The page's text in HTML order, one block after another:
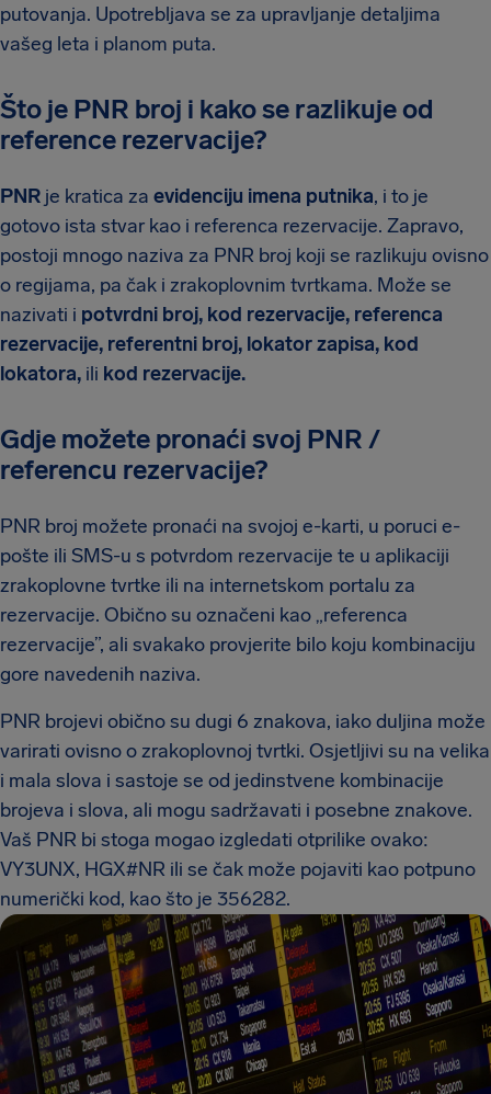
putovanja. Upotrebljava se za upravljanje detaljima
vašeg leta i planom puta.
Što je PNR broj i kako se razlikuje od
reference rezervacije?
PNR je kratica za evidenciju imena putnika, i to je
gotovo ista stvar kao i referenca rezervacije. Zapravo,
postoji mnogo naziva za PNR broj koji se razlikuju ovisno
o regijama, pa čak i zrakoplovnim tvrtkama. Može se
nazivati i potvrdni broj, kod rezervacije, referenca
rezervacije, referentni broj, lokator zapisa, kod
lokatora, ili kod rezervacije.
Gdje možete pronaći svoj PNR /
referencu rezervacije?
PNR broj možete pronaći na svojoj e-karti, u poruci e-
pošte ili SMS-u s potvrdom rezervacije te u aplikaciji
zrakoplovne tvrtke ili na internetskom portalu za
rezervacije. Obično su označeni kao „referenca
rezervacije”, ali svakako provjerite bilo koju kombinaciju
gore navedenih naziva.
PNR brojevi obično su dugi 6 znakova, iako duljina može
varirati ovisno o zrakoplovnoj tvrtki. Osjetljivi su na velika
i mala slova i sastoje se od jedinstvene kombinacije
brojeva i slova, ali mogu sadržavati i posebne znakove.
Vaš PNR bi stoga mogao izgledati otprilike ovako:
VY3UNX, HGX#NR ili se čak može pojaviti kao potpuno
numerički kod, kao što je 356282.